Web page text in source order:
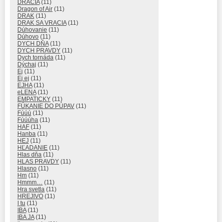
DRAČIA(11)
Dragon of Air (11)
DRAK (11)
DRAK SA VRACIA(11)
Dúhovanie (11)
Dúhovo (11)
DYCH DŇA(11)
DYCH PRAVDY (11)
Dych tornáda (11)
Dýchaj (11)
Ej (11)
Ej ej (11)
EJHA(11)
eLENA(11)
EMPATICKY (11)
FÚKANIE DO PÚPAV (11)
Fúúú (11)
Fúúúha (11)
HAF (11)
Hanba (11)
HEJ (11)
HĽADANIE (11)
Hlas dňa (11)
HLAS PRAVDY (11)
Hlasno (11)
Hm (11)
Hmmm… (11)
Hra svetla (11)
HREJIVO (11)
I tu (11)
IBA(11)
IBA JA(11)